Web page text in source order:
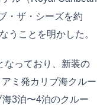
・ザ・シーズを約
うことを明かした。
なっており、新装の
ミ発カリブ海クルー
3泊〜4泊のクルー